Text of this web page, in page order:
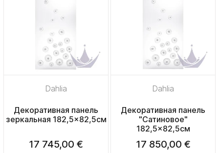
Dahlia
Декоративная панель
зеркальная 182,5x82,5см
17 745,00 €
Dahlia
Декоративная панель
"Сатиновое"
182,5x82,5см
17 850,00 €